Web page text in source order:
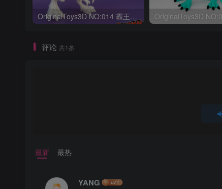
OriginalToys3D NO:014 霸王龙骨架
评论 共1条
最新 最热
YANG